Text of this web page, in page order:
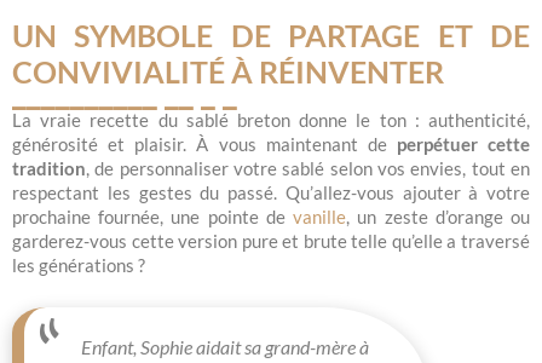
UN SYMBOLE DE PARTAGE ET DE
CONVIVIALITÉ À RÉINVENTER
La vraie recette du sablé breton donne le ton : authenticité,
générosité et plaisir. À vous maintenant de perpétuer cette
tradition, de personnaliser votre sablé selon vos envies, tout en
respectant les gestes du passé. Qu’allez-vous ajouter à votre
prochaine fournée, une pointe devanille, un zeste d’orange ou
garderez-vous cette version pure et brute telle qu’elle a traversé
les générations ?
Enfant, Sophie aidait sa grand-mère à